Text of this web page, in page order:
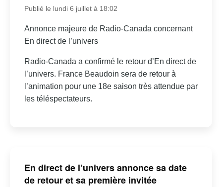
Publié le lundi 6 juillet à 18:02
Annonce majeure de Radio-Canada concernant
En direct de l’univers
Radio-Canada a confirmé le retour d’En direct de
l’univers. France Beaudoin sera de retour à
l’animation pour une 18e saison très attendue par
les téléspectateurs.
En direct de l’univers annonce sa date
de retour et sa première invitée